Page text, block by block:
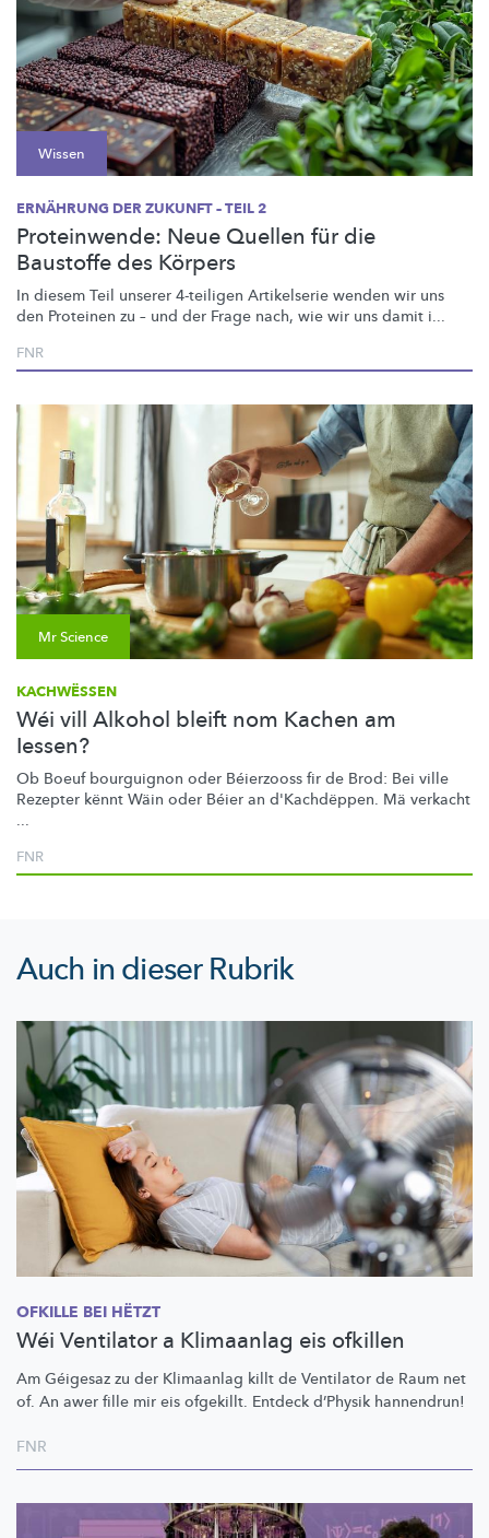
Wissen
ERNÄHRUNG DER ZUKUNFT – TEIL 2
Proteinwende: Neue Quellen für die
Baustoffe des Körpers
In diesem Teil unserer 4-teiligen Artikelserie wenden wir uns
den Proteinen zu – und der Frage nach, wie wir uns damit i...
FNR
Mr Science
KACHWËSSEN
Wéi vill Alkohol bleift nom Kachen am
Iessen?
Ob Boeuf bourguignon oder Béierzooss fir de Brod: Bei ville
Rezepter kënnt Wäin oder Béier an d'Kachdëppen. Mä verkacht
...
FNR
Auch in dieser Rubrik
OFKILLE BEI HËTZT
Wéi Ventilator a Klimaanlag eis ofkillen
Am Géigesaz zu der Klimaanlag killt de Ventilator de Raum net
of. An awer fille mir eis ofgekillt. Entdeck d’Physik hannendrun!
FNR